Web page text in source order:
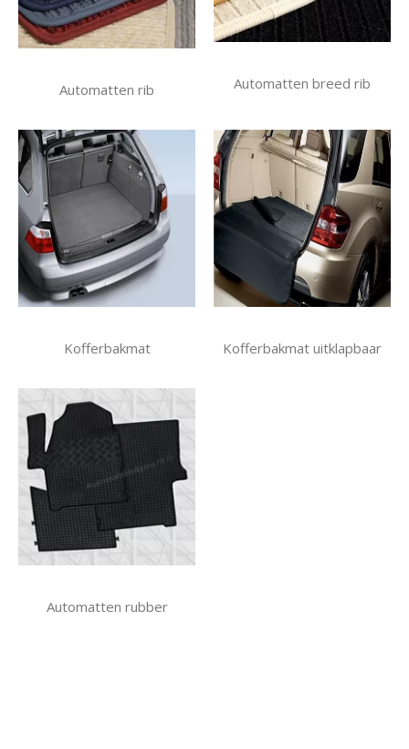
Automatten rib Automatten breed rib
Kofferbakmat Kofferbakmat uitklapbaar
Automatten rubber